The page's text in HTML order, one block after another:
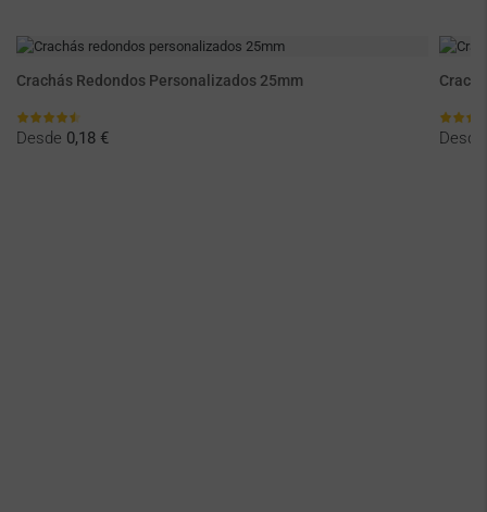
Crachás Redondos Personalizados 25mm
Desde 0,18 €